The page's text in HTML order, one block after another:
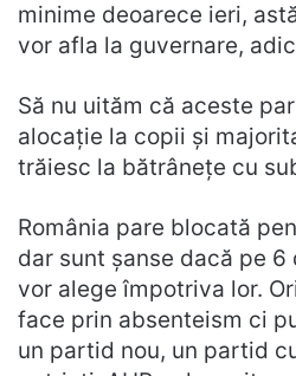
minime deoarece ieri,
vor afla la guvernare,
Să nu uităm că aceste
alocație la copii și
trăiesc la bătrânețe cu
România pare blocată
dar sunt șanse dacă pe
vor alege împotriva lor.
face prin absenteism ci
un partid nou, un partid